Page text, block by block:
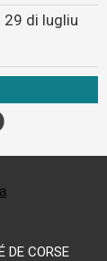
29 di lugliu
DE CORSE